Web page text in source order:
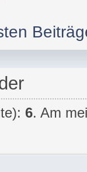
6. Am